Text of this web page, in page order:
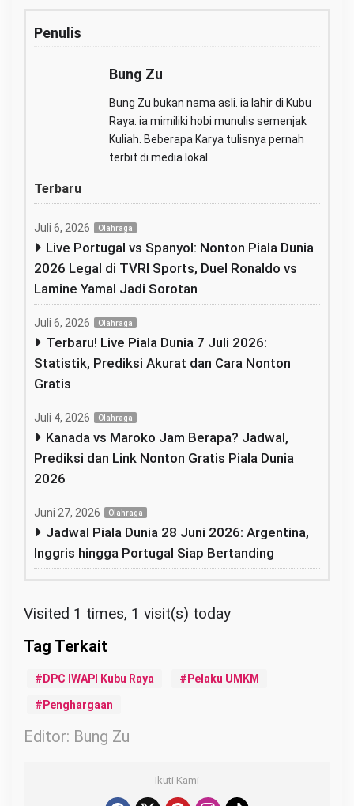
Penulis
Bung Zu
Bung Zu bukan nama asli. ia lahir di Kubu
Raya. ia mimiliki hobi munulis semenjak
Kuliah. Beberapa Karya tulisnya pernah
terbit di media lokal.
Terbaru
Juli 6, 2026 Olahraga
Live Portugal vs Spanyol: Nonton Piala Dunia
2026 Legal di TVRI Sports, Duel Ronaldo vs
Lamine Yamal Jadi Sorotan
Juli 6, 2026 Olahraga
Terbaru! Live Piala Dunia 7 Juli 2026:
Statistik, Prediksi Akurat dan Cara Nonton
Gratis
Juli 4, 2026 Olahraga
Kanada vs Maroko Jam Berapa? Jadwal,
Prediksi dan Link Nonton Gratis Piala Dunia
2026
Juni 27, 2026 Olahraga
Jadwal Piala Dunia 28 Juni 2026: Argentina,
Inggris hingga Portugal Siap Bertanding
Visited 1 times, 1 visit(s) today
DPC IWAPI Kubu Raya Pelaku UMKM
Penghargaan
Editor: Bung Zu
Ikuti Kami